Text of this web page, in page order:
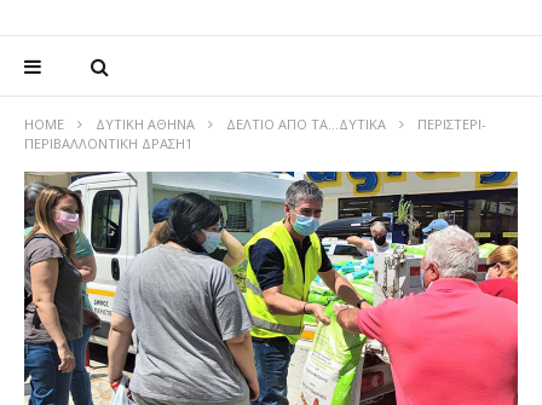
HOME ΔΥΤΙΚΉ ΑΘΉΝΑ ΔΕΛΤΙΟ ΑΠΟ ΤΑ…ΔΥΤΙΚΑ
ΠΕΡΙΣΤΕΡΙ-
ΠΕΡΙΒΑΛΛΟΝΤΙΚΗ ΔΡΑΣΗ1